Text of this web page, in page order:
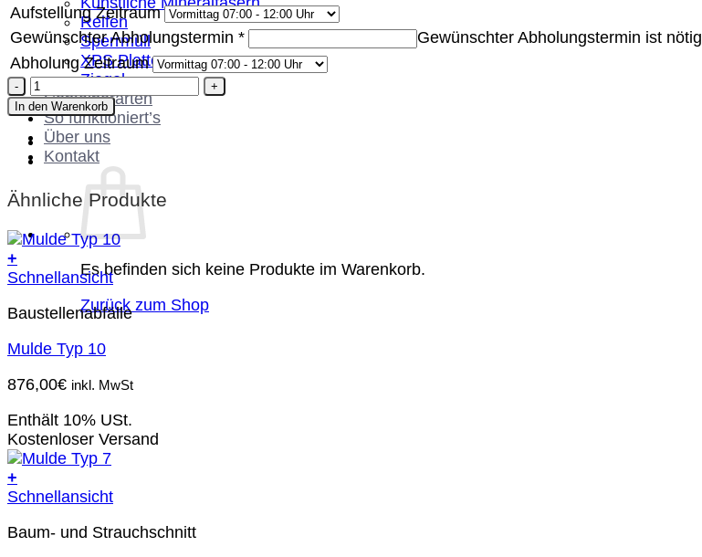
Reifen
Sperrmüll
XPS Platten
Ziegel
Containerarten
So funktioniert’s
Über uns
Kontakt
Es befinden sich keine Produkte im Warenkorb.
Zurück zum Shop
Aufstellung Zeitraum
Gewünschter Abholungstermin *
Gewünschter Abholungstermin ist nötig
Abholung Zeitraum
Container
Typ
30
Menge
In den Warenkorb
Ähnliche Produkte
+
Schnellansicht
Baustellenabfälle
Mulde Typ 10
876,00€ inkl. MwSt
Enthält 10% USt.
Kostenloser Versand
+
Schnellansicht
Baum- und Strauchschnitt